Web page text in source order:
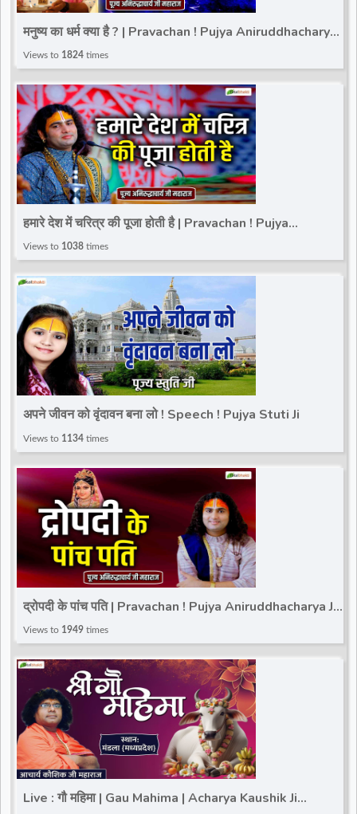
मनुष्य का धर्म क्या है ? | Pravachan ! Pujya Aniruddhacharya
Ji Maharaj
Views to 1824 times
हमारे देश में चरित्र की पूजा होती है | Pravachan ! Pujya
Aniruddhacharya Ji Maharaj
Views to 1038 times
अपने जीवन को वृंदावन बना लो ! Speech ! Pujya Stuti Ji
Views to 1134 times
द्रोपदी के पांच पति | Pravachan ! Pujya Aniruddhacharya Ji
Maharaj
Views to 1949 times
Live : गौ महिमा | Gau Mahima | Acharya Kaushik Ji